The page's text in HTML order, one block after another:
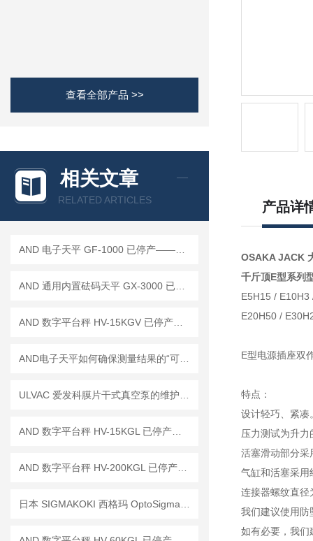
查看全部产品 >>
相关文章
RELATED ARTICLES 产品详
OSAKA JACK
千斤顶E型系列
E5H15 / E10H3
E20H50 /
E型电源插座双
特点：
设计轻巧、紧凑
压力测试为升
活塞滑动部分采
气缸和活塞采用
连接器螺纹直径
我们建议使用防
如有必要，我们